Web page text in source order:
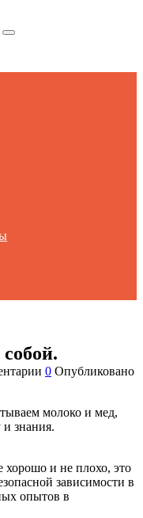
0 Опубликовано
молоко и мед,
знания.
хорошо и не плохо, это
зависимости в
опытов в